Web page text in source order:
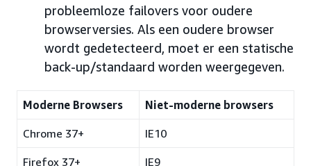
probleemloze failovers voor oudere
browserversies. Als een oudere browser
wordt gedetecteerd, moet er een statische
back-up/standaard worden weergegeven.
Moderne Browsers Niet-moderne browsers
Chrome 37+ IE10
Firefox 37+ IE9